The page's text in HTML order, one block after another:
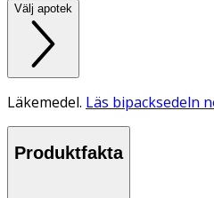
Välj apotek
Läkemedel. Läs bipacksedeln
Produktfakta